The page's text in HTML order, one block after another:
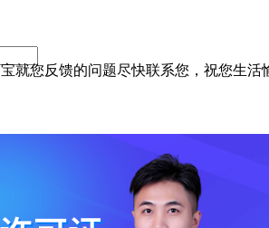
就您反馈的问题尽快联系您，祝您生活